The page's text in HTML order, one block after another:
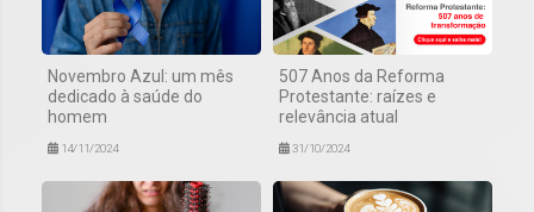
Novembro Azul: um mês
dedicado à saúde do
homem
14/11/2024
507 Anos da Reforma
Protestante: raízes e
relevância atual
31/10/2024